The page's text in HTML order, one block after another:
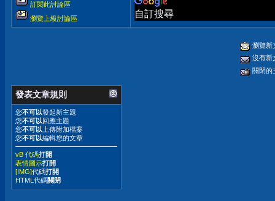
訂閱此討論區
瀏覽上級討論區
自訂搜尋
瀏覽新
沒有新
關閉的
發表文章規則
您不可以發起新主題
您不可以回應主題
您不可以 上傳附加檔案
您不可以編輯您的文章
vB 代碼打開
表情圖示打開
[IMG]代碼打開
HTML代碼關閉